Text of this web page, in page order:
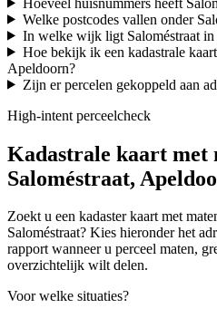
Welke postcodes vallen onder
In welke wijk ligt Saloméstraat
Hoe bekijk ik een kadastrale
Apeldoorn?
Zijn er percelen gekoppeld aan
High-intent perceelcheck
Kadastrale kaart met
Saloméstraat,
Zoekt u een kadaster kaart met
Saloméstraat? Kies hieronder het
rapport wanneer u perceel maten,
overzichtelijk wilt delen.
Voor welke situaties?